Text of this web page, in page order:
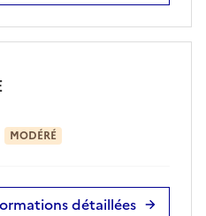
MODÉRÉ
détaillées